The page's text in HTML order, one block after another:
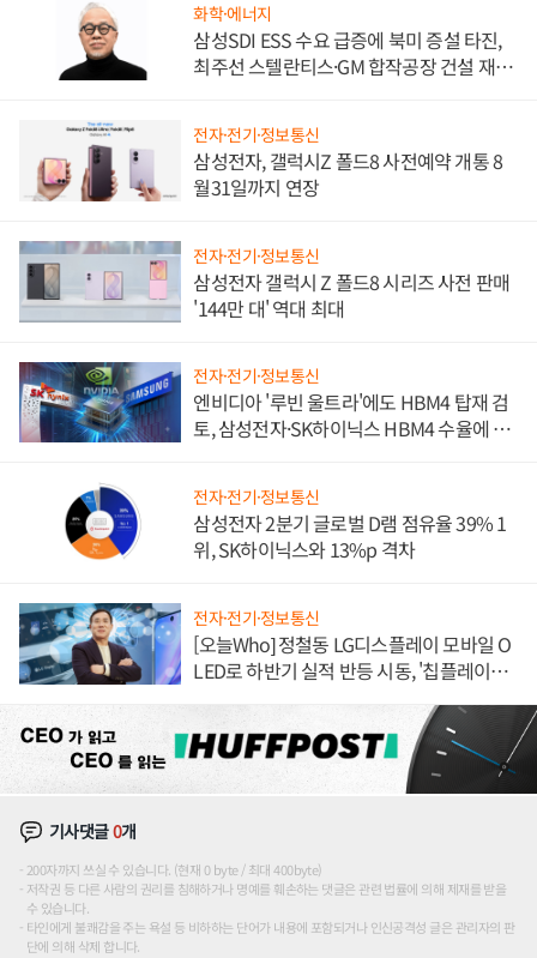
화학·에너지
삼성SDI ESS 수요 급증에 북미 증설 타진,
최주선 스텔란티스·GM 합작공장 건설 재추
전자·전기·정보통신
삼성전자, 갤럭시Z 폴드8 사전예약 개통 8
월31일까지 연장
전자·전기·정보통신
삼성전자 갤럭시 Z 폴드8 시리즈 사전 판매
'144만 대' 역대 최대
전자·전기·정보통신
엔비디아 '루빈 울트라'에도 HBM4 탑재 검
토, 삼성전자·SK하이닉스 HBM4 수율에 주
전자·전기·정보통신
삼성전자 2분기 글로벌 D램 점유율 39% 1
위, SK하이닉스와 13%p 격차
전자·전기·정보통신
[오늘Who] 정철동 LG디스플레이 모바일 O
LED로 하반기 실적 반등 시동, '칩플레이
기사댓글0개
200자까지 쓰실 수 있습니다. (현재 0 byte / 최대 400byte)
저작권 등 다른 사람의 권리를 침해하거나 명예를 훼손하는 댓글은 관련 법률에 의해 제재를 받을
수 있습니다.
타인에게 불쾌감을 주는 욕설 등 비하하는 단어가 내용에 포함되거나 인신공격성 글은 관리자의 판
단에 의해 삭제 합니다.